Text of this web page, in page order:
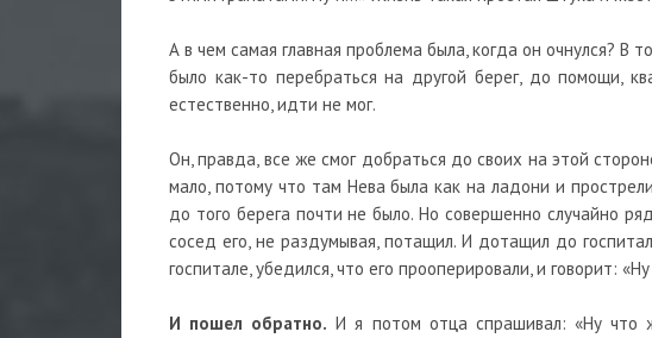
А в чем самая главная проблема была, когда он очнулся? В
было как-то перебраться на другой берег, до помощи,
естественно, идти не мог.
Он, правда, все же смог добраться до своих на этой
мало, потому что там Нева была как на ладони и
до того берега почти не было. Но совершенно случайно
сосед его, не раздумывая, потащил. И дотащил до
госпитале, убедился, что его прооперировали, и говорит:
И пошел обратно. И я потом отца спрашивал: «Ну что